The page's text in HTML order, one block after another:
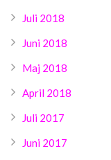
Juli 2018
Juni 2018
Maj 2018
April 2018
Juli 2017
Juni 2017